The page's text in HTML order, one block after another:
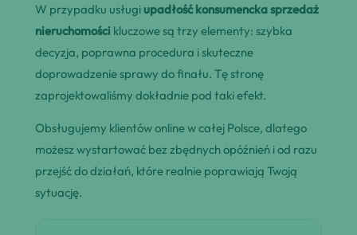
W przypadku usługi upadłość konsumencka sprzedaż
nieruchomości kluczowe są trzy elementy: szybka
decyzja, poprawna procedura i skuteczne
doprowadzenie sprawy do finału. Tę stronę
zaprojektowaliśmy dokładnie pod taki efekt.
Obsługujemy klientów online w całej Polsce, dlatego
możesz wystartować bez zbędnych opóźnień i od razu
przejść do działań, które realnie poprawiają Twoją
sytuację.